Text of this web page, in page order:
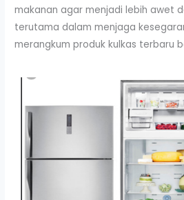
makanan agar menjadi lebih awet
terutama dalam menjaga
merangkum produk kulkas terbaru